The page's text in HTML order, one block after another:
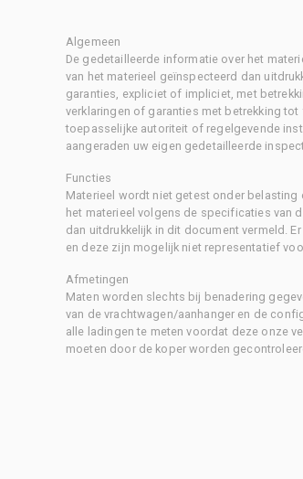
Algemeen
De gedetailleerde informatie over het
van het materieel geïnspecteerd dan
garanties, expliciet of impliciet, met
verklaringen of garanties met betrekking
toepasselijke autoriteit of regelgevende
aangeraden uw eigen gedetailleerde
Functies
Materieel wordt niet getest onder belasting
het materieel volgens de specificaties van
dan uitdrukkelijk in dit document vermeld.
en deze zijn mogelijk niet representatief
Afmetingen
Maten worden slechts bij benadering
van de vrachtwagen/aanhanger en de
alle ladingen te meten voordat deze onze
moeten door de koper worden